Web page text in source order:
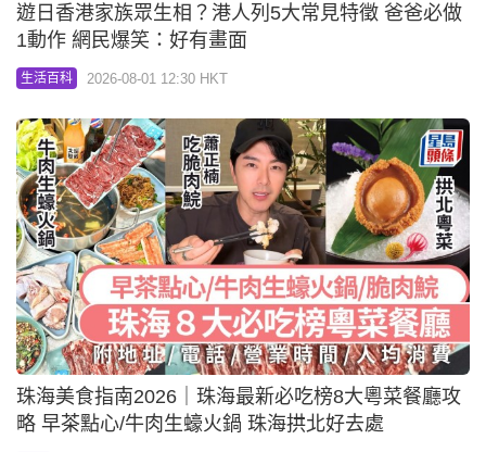
遊日香港家族眾生相？港人列5大常見特徵 爸爸必做
1動作 網民爆笑：好有畫面
生活百科 2026-08-01 12:30 HKT
珠海美食指南2026｜珠海最新必吃榜8大粵菜餐廳攻
略 早茶點心/牛肉生蠔火鍋 珠海拱北好去處